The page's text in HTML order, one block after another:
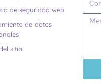
de seguridad web
de datos
sitio